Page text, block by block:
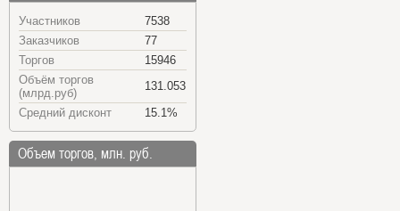
Участников
7538
Заказчиков
77
Торгов
15946
Объём торгов
(млрд.руб)
131.053
Средний дисконт
15.1%
Объем торгов, млн. руб.